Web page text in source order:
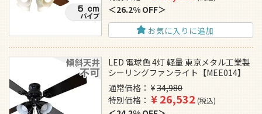
26.2% OFF
お気に入りに追加
LED 電球色 4灯 軽量 東京メタル工業製
シーリングファンライト【MEE014】
通常価格
¥34,980
特別価格
¥26,532 税込